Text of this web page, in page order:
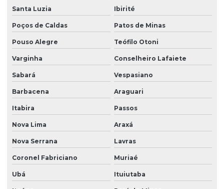
Ltcat insalubridade
Ltcat insalubridade e periculosidade
Ltcat laudo
Ltcat para mei
Ltcat para periculosidade
Ltcat para soldador
Nr 10 complementar sep
Nr 10 elétrica
Nr 10 reciclagem
Nr 10 treinamento reciclagem
Santa Luzia Ibirité
Poços de Caldas Patos de Minas
Pouso Alegre Teófilo Otoni
Varginha Conselheiro Lafaiete
Sabará Vespasiano
Barbacena Araguari
Itabira Passos
Nova Lima Araxá
Nova Serrana Lavras
Coronel Fabriciano Muriaé
Ubá Ituiutaba